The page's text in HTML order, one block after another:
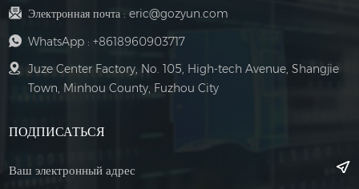
Электронная почта : eric@gozyun.com
WhatsApp : +8618960903717
Juze Center Factory, No. 105, High-tech Avenue, Shangjie
Town, Minhou County, Fuzhou City
ПОДПИСАТЬСЯ